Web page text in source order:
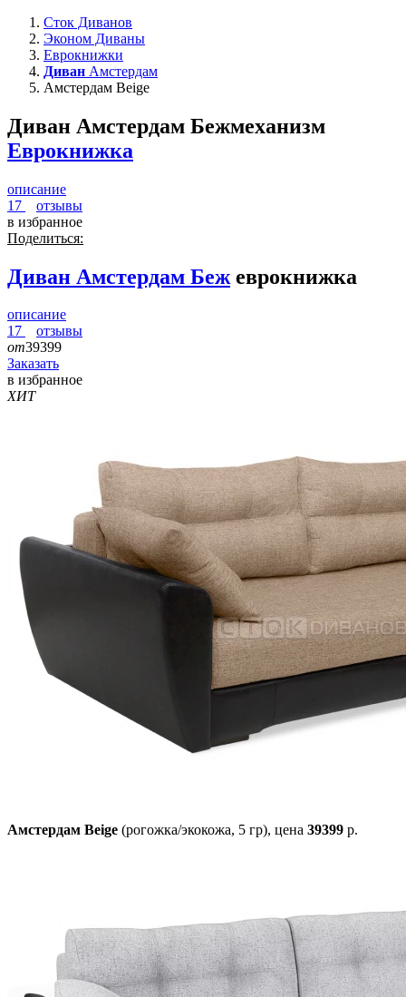
Сток Диванов
Эконом Диваны
Еврокнижки
Диван Амстердам
Амстердам Beige
Диван Амстердам Бежмеханизм
Еврокнижка
описание
17
отзывы
в избранное
Поделиться:
Диван Амстердам Беж еврокнижка
описание
17
отзывы
от39399
Заказать
в избранное
ХИТ
Амстердам Beige (рогожка/экокожа, 5 гр), цена 39399 р.